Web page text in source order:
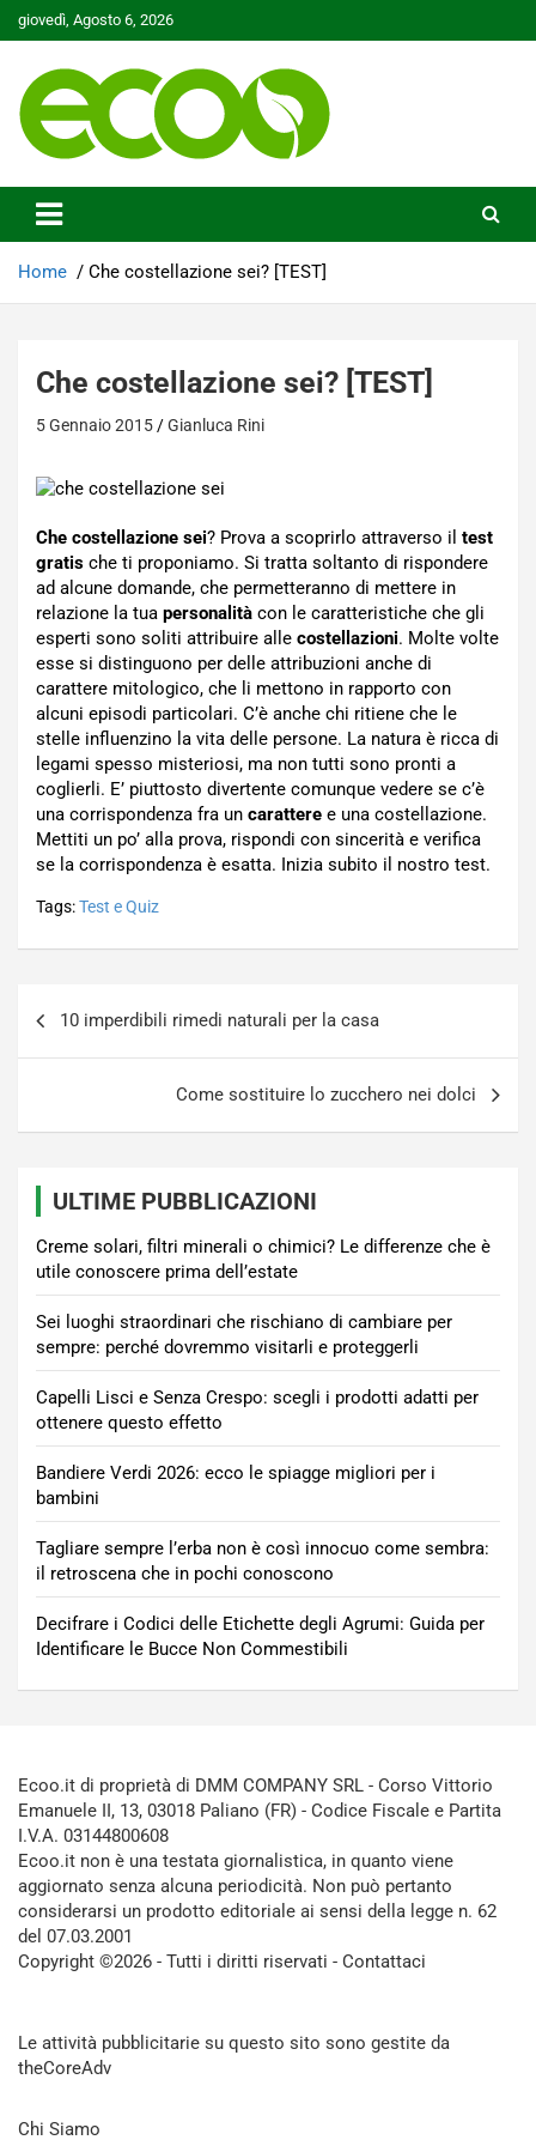
Skip
to
giovedì, Agosto 6, 2026
Ecoo.it
Home Che costellazione sei? [TEST]
Che costellazione sei? [TEST]
5 Gennaio 2015 Gianluca Rini
Che costellazione sei? Prova a scoprirlo attraverso il test
gratis che ti proponiamo. Si tratta soltanto di rispondere
ad alcune domande, che permetteranno di mettere in
relazione la tua personalità con le caratteristiche che gli
esperti sono soliti attribuire alle costellazioni. Molte volte
esse si distinguono per delle attribuzioni anche di
carattere mitologico, che li mettono in rapporto con
alcuni episodi particolari. C’è anche chi ritiene che le
stelle influenzino la vita delle persone. La natura è ricca di
legami spesso misteriosi, ma non tutti sono pronti a
coglierli. E’ piuttosto divertente comunque vedere se c’è
una corrispondenza fra un carattere e una costellazione.
Mettiti un po’ alla prova, rispondi con sincerità e verifica
se la corrispondenza è esatta. Inizia subito il nostro test.
Tags:Test e Quiz
articoli
10 imperdibili rimedi naturali per la casa
Come sostituire lo zucchero nei dolci
ULTIME PUBBLICAZIONI
Creme solari, filtri minerali o chimici? Le differenze che è
utile conoscere prima dell’estate
Sei luoghi straordinari che rischiano di cambiare per
sempre: perché dovremmo visitarli e proteggerli
Capelli Lisci e Senza Crespo: scegli i prodotti adatti per
ottenere questo effetto
Bandiere Verdi 2026: ecco le spiagge migliori per i
bambini
Tagliare sempre l’erba non è così innocuo come sembra:
il retroscena che in pochi conoscono
Decifrare i Codici delle Etichette degli Agrumi: Guida per
Identificare le Bucce Non Commestibili
Ecoo.it di proprietà di DMM COMPANY SRL - Corso Vittorio
Emanuele II, 13, 03018 Paliano (FR) - Codice Fiscale e Partita
I.V.A. 03144800608
Ecoo.it non è una testata giornalistica, in quanto viene
aggiornato senza alcuna periodicità. Non può pertanto
considerarsi un prodotto editoriale ai sensi della legge n. 62
del 07.03.2001
Copyright ©2026 - Tutti i diritti riservati - Contattaci
Le attività pubblicitarie su questo sito sono gestite da
theCoreAdv
Chi Siamo